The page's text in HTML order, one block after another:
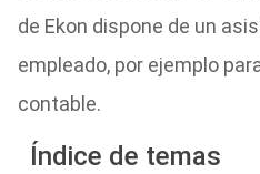
de Ekon dispone de un
empleado, por ejemplo
contable.
Índice de temas